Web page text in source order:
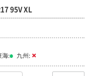
95V XL
海: 九州: